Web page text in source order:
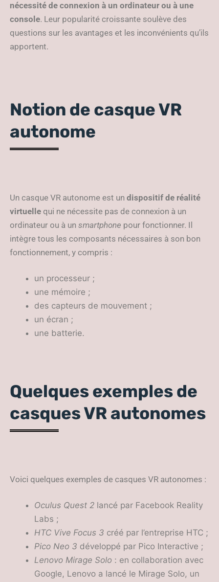
nécessité de connexion à un ordinateur ou à une
console. Leur popularité croissante soulève des
questions sur les avantages et les inconvénients qu’ils
apportent.
Notion de casque VR
autonome
Un casque VR autonome est un dispositif de réalité
virtuelle qui ne nécessite pas de connexion à un
ordinateur ou à un smartphone pour fonctionner. Il
intègre tous les composants nécessaires à son bon
fonctionnement, y compris :
un processeur ;
une mémoire ;
des capteurs de mouvement ;
un écran ;
une batterie.
Quelques exemples de
casques VR autonomes
Voici quelques exemples de casques VR autonomes :
Oculus Quest 2 lancé par Facebook Reality
Labs ;
HTC Vive Focus 3 créé par l’entreprise HTC ;
Pico Neo 3 développé par Pico Interactive ;
Lenovo Mirage Solo : en collaboration avec
Google, Lenovo a lancé le Mirage Solo, un